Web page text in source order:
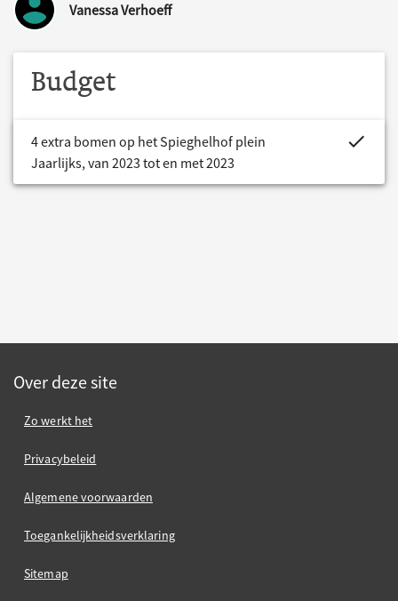
Vanessa Verhoeff
Budget
4 extra bomen op het Spieghelhof plein
Jaarlijks, van 2023 tot en met 2023
Over deze site
Zo werkt het
Privacybeleid
Algemene voorwaarden
Toegankelijkheidsverklaring
Sitemap